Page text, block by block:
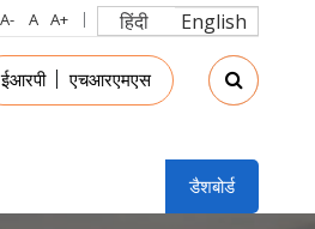
हिंदी English
ईआरपी एचआरएमएस
डैशबोर्ड